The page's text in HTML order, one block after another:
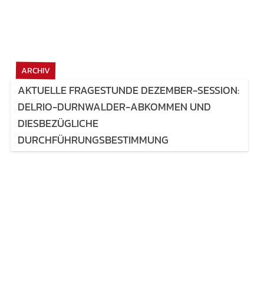
ARCHIV
AKTUELLE FRAGESTUNDE DEZEMBER-SESSION:
DELRIO-DURNWALDER-ABKOMMEN UND
DIESBEZÜGLICHE
DURCHFÜHRUNGSBESTIMMUNG